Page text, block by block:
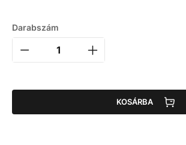
Darabszám
KOSÁRBA